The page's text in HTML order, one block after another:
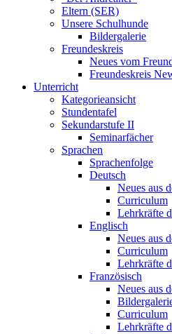
Eltern (SER)
Unsere Schulhunde
Bildergalerie
Freundeskreis
Neues vom
Freundeskreis
Unterricht
Kategorieansicht
Stundentafel
Sekundarstufe II
Seminarfächer
Sprachen
Sprachenfolge
Deutsch
Neues aus
Curriculum
Lehrkräfte
Englisch
Neues aus
Curriculum
Lehrkräfte
Französisch
Neues aus
Curriculum
Lehrkräfte